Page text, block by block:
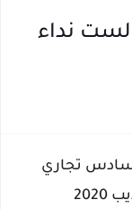
نداء
تجاري